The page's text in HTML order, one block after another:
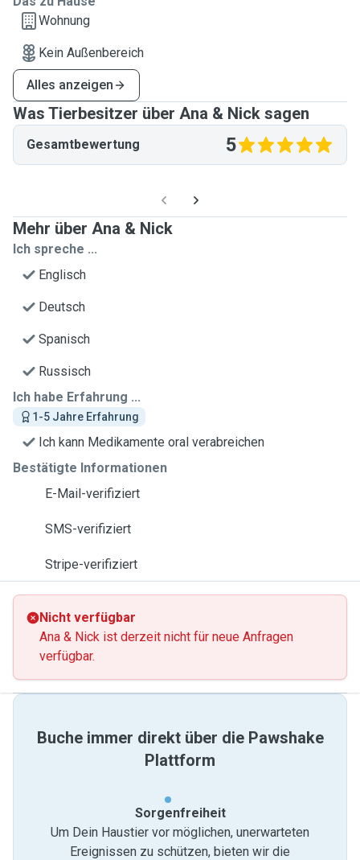
Wohnung
Kein Außenbereich
Alles anzeigen
Was Tierbesitzer über Ana & Nick sagen
Gesamtbewertung 5
Mehr über Ana & Nick
Ich spreche ...
Englisch
Deutsch
Spanisch
Russisch
Ich habe Erfahrung ...
1-5 Jahre Erfahrung
Ich kann Medikamente oral verabreichen
Bestätigte Informationen
E-Mail-verifiziert
SMS-verifiziert
Stripe-verifiziert
Nicht verfügbar
Ana & Nick ist derzeit nicht für neue Anfragen
verfügbar.
Buche immer direkt über die Pawshake
Plattform
Sorgenfreiheit
Um Dein Haustier vor möglichen, unerwarteten
Ereignissen zu schützen, bieten wir die